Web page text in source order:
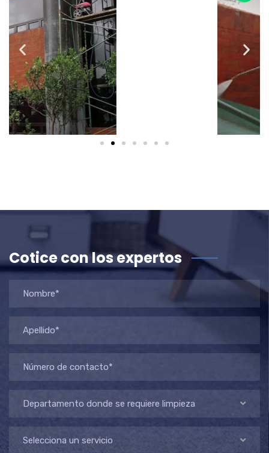
Cotice con los expertos
Departamento donde se requiere limpieza
Selecciona un servicio